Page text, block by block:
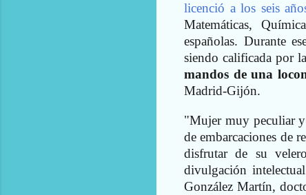
licenció a los seis
Matemáticas,
españolas. Durante
siendo calificada por
mandos de una
Madrid-Gijón.
"Mujer muy peculiar y
de embarcaciones de
disfrutar de su
divulgación
González Martín,